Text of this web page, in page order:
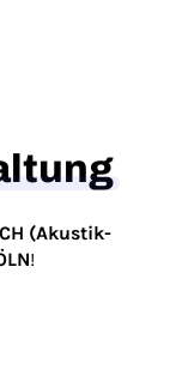
(Akustik-
!